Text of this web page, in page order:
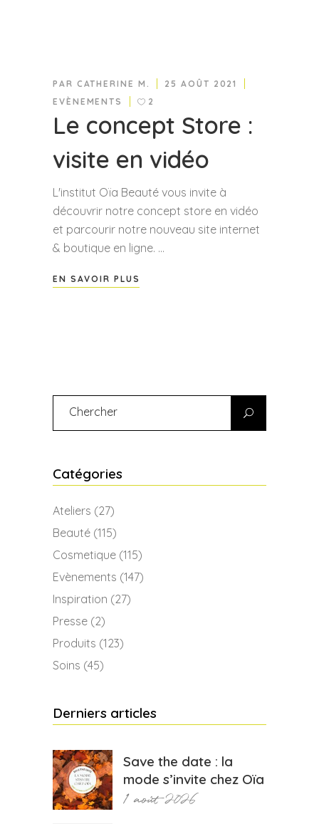
PAR CATHERINE M.
25 AOÛT 2021
EVÈNEMENTS
2
Le concept Store :
visite en vidéo
L'institut Oïa Beauté vous invite à
découvrir notre concept store en vidéo
et parcourir notre nouveau site internet
& boutique en ligne.
EN SAVOIR PLUS
Search
Catégories
Ateliers (27)
Beauté (115)
Cosmetique (115)
Evènements (147)
Inspiration (27)
Presse (2)
Produits (123)
Soins (45)
Derniers articles
Save the date : la
mode s’invite chez Oïa
1 août 2026